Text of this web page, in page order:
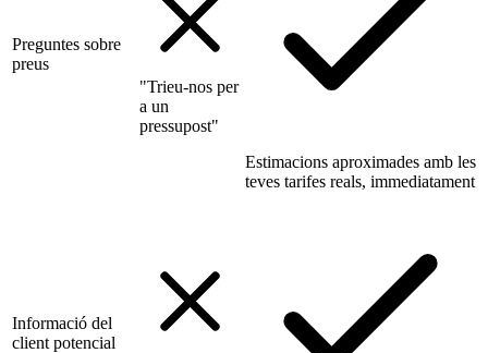
Preguntes sobre
preus
"Trieu-nos per
a un
pressupost"
Estimacions aproximades amb les
teves tarifes reals, immediatament
Informació del
client potencial